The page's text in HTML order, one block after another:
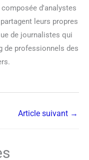
d'analystes
leurs propres
de journalistes qui
de professionnels des
Article suivant →